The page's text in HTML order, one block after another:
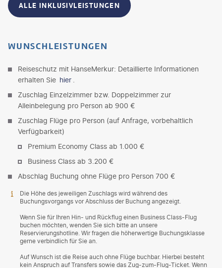
ALLE INKLUSIVLEISTUNGEN
WUNSCHLEISTUNGEN
Reiseschutz mit HanseMerkur: Detaillierte Informationen
erhalten Sie hier
Zuschlag Einzelzimmer bzw. Doppelzimmer zur
Alleinbelegung pro Person ab 900 €
Zuschlag Flüge pro Person (auf Anfrage, vorbehaltlich
Verfügbarkeit)
Premium Economy Class ab 1.000 €
Business Class ab 3.200 €
Abschlag Buchung ohne Flüge pro Person 700 €
Die Höhe des jeweiligen Zuschlags wird während des
Buchungsvorgangs vor Abschluss der Buchung angezeigt.
Wenn Sie für Ihren Hin- und Rückflug einen Business Class-Flug
buchen möchten, wenden Sie sich bitte an unsere
Reservierungshotline. Wir fragen die höherwertige Buchungsklasse
gerne verbindlich für Sie an.
Auf Wunsch ist die Reise auch ohne Flüge buchbar. Hierbei besteht
kein Anspruch auf Transfers sowie das Zug-zum-Flug-Ticket. Wenn